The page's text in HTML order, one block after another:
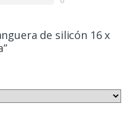
de silicón 16 x